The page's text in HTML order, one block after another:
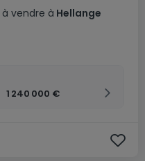
à vendre à Hellange
1 240 000 €